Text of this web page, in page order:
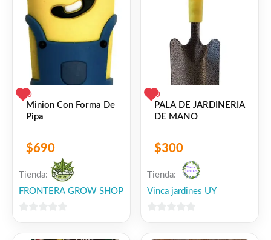
0
Minion Con Forma De
Pipa
$690
Tienda:
FRONTERA GROW SHOP
0
PALA DE JARDINERIA
DE MANO
$300
Tienda:
Vinca jardines UY